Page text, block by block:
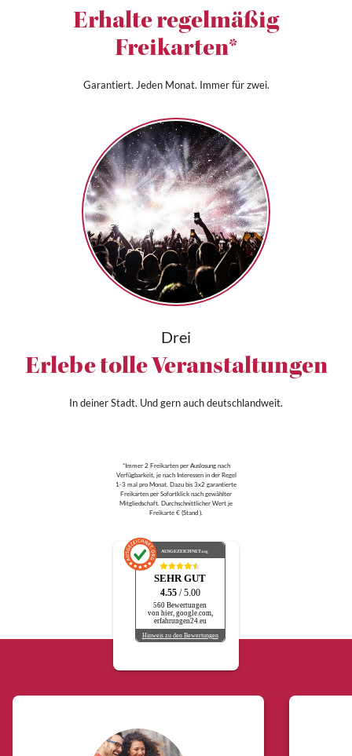
Erhalte regelmäßig
Freikarten*
Garantiert. Jeden Monat. Immer für zwei.
Drei
Erlebe tolle Veranstaltungen
In deiner Stadt. Und gern auch deutschlandweit.
*Immer 2 Freikarten per Auslosung nach
Verfügbarkeit, je nach Interessen in der Regel
1-3 mal pro Monat. Dazu bis 3x2 garantierte
Freikarten per Sofortklick nach gewählter
Mitgliedschaft. Durchschnittlicher Wert je
Freikarte € (Stand ).
AUSGEZEICHNET.org
SEHR GUT
4.55 / 5.00
560 Bewertungen
von hier, google.com,
erfahrungen24.eu
Hinweis zu den Bewertungen